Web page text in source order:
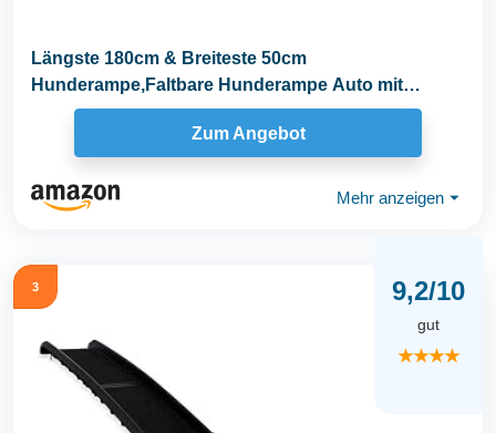
Längste 180cm & Breiteste 50cm
Hunderampe,Faltbare Hunderampe Auto mit
Rutschfester Teppich...
Zum Angebot
Mehr anzeigen ⏷
3 9,2/10
gut
★★★★